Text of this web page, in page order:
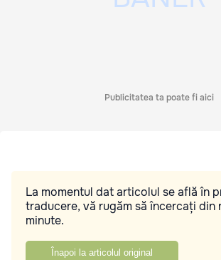
Publicitatea ta poate fi aici
La momentul dat articolul se află în
traducere, vă rugăm să încercați din
minute.
Înapoi la articolul original